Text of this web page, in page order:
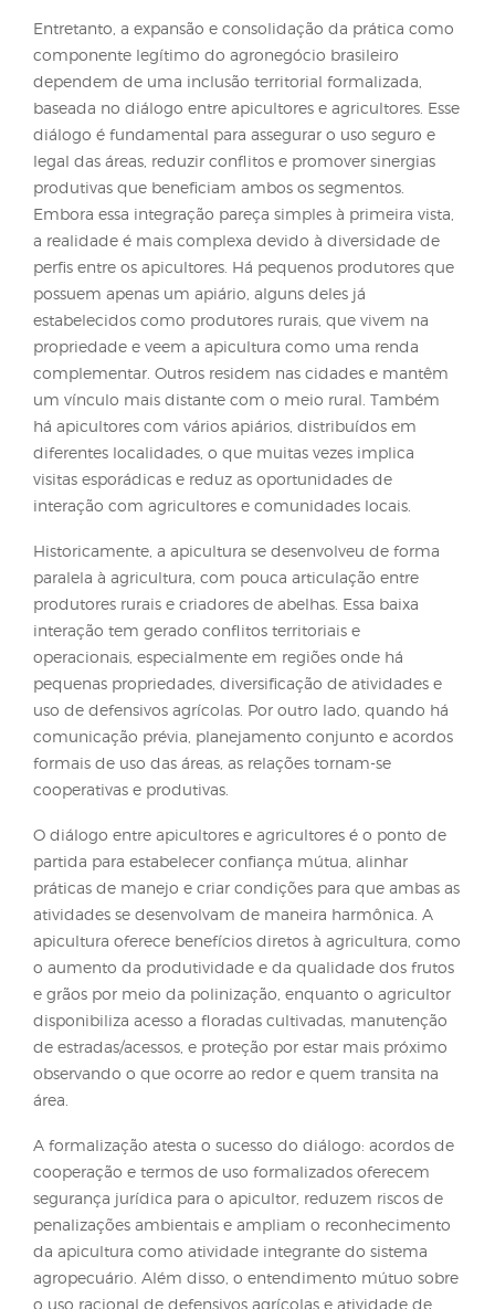
ocupa um papel estratégico dentro do
moderno, principalmente diante da necessidade
maior produtividade sem expandir as fronteiras
agrícolas e da preocupação do mercado
em obter produtos que demonstrem
socioambiental.
Entretanto, a expansão e consolidação da prática
componente legítimo do agronegócio brasileiro
dependem de uma inclusão territorial
baseada no diálogo entre apicultores e
diálogo é fundamental para assegurar o uso
legal das áreas, reduzir conflitos e promover
produtivas que beneficiam ambos os segmentos.
Embora essa integração pareça simples à primeira
a realidade é mais complexa devido à diversidade
perfis entre os apicultores. Há pequenos
possuem apenas um apiário, alguns deles já
estabelecidos como produtores rurais, que vivem
propriedade e veem a apicultura como uma renda
complementar. Outros residem nas cidades e
um vínculo mais distante com o meio rural.
há apicultores com vários apiários, distribuídos em
diferentes localidades, o que muitas vezes implica
visitas esporádicas e reduz as oportunidades de
interação com agricultores e comunidades locais.
Historicamente, a apicultura se desenvolveu de
paralela à agricultura, com pouca articulação entre
produtores rurais e criadores de abelhas. Essa baixa
interação tem gerado conflitos territoriais e
operacionais, especialmente em regiões onde há
pequenas propriedades, diversificação de
uso de defensivos agrícolas. Por outro lado,
comunicação prévia, planejamento conjunto e
formais de uso das áreas, as relações tornam-se
cooperativas e produtivas.
O diálogo entre apicultores e agricultores é o
partida para estabelecer confiança mútua, alinhar
práticas de manejo e criar condições para que
atividades se desenvolvam de maneira harmônica.